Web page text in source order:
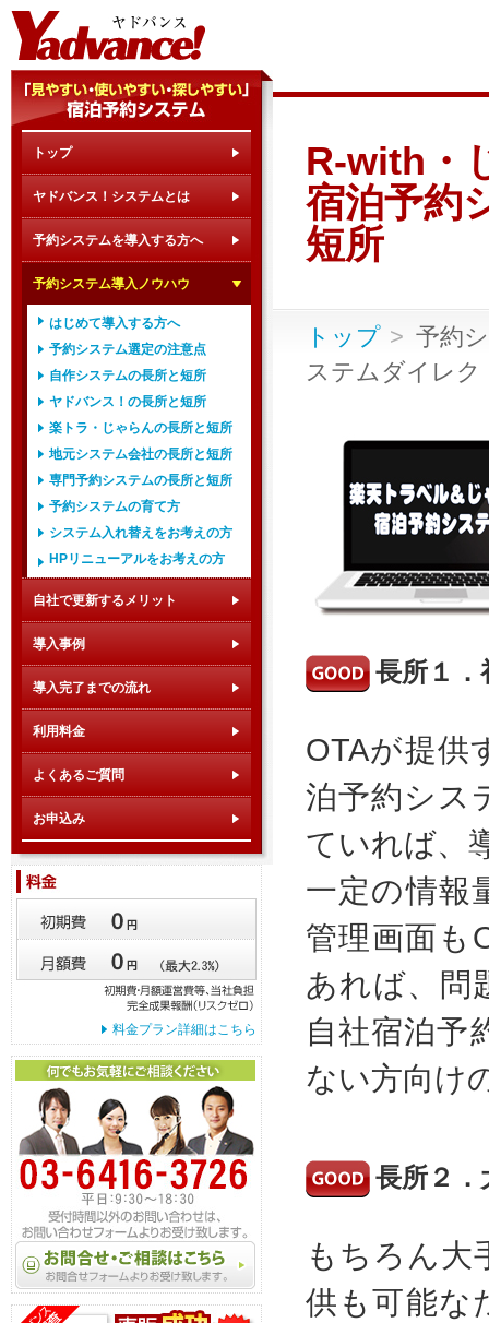
トップ
ヤドバンス！システムとは
予約システムを導入する方へ
予約システム導入ノウハウ
はじめて導入する方へ
予約システム選定の注意点
自作システムの長所と短所
ヤドバンス！の長所と短所
楽トラ・じゃらんの長所と短所
地元システム会社の長所と短所
専門予約システムの長所と短所
予約システムの育て方
システム入れ替えをお考えの方
HPリニューアルをお考えの方
自社で更新するメリット
導入事例
導入完了までの流れ
利用料金
よくあるご質問
お申込み
料金プラン詳細はこちら
R-with・
宿泊予約
短所
トップ
予約
ステムダイレク
長所１．
OTAが提供
泊予約シス
ていれば、
一定の情報
管理画面も
あれば、問
自社宿泊予
ない方向け
長所２
もちろん大
供も可能な